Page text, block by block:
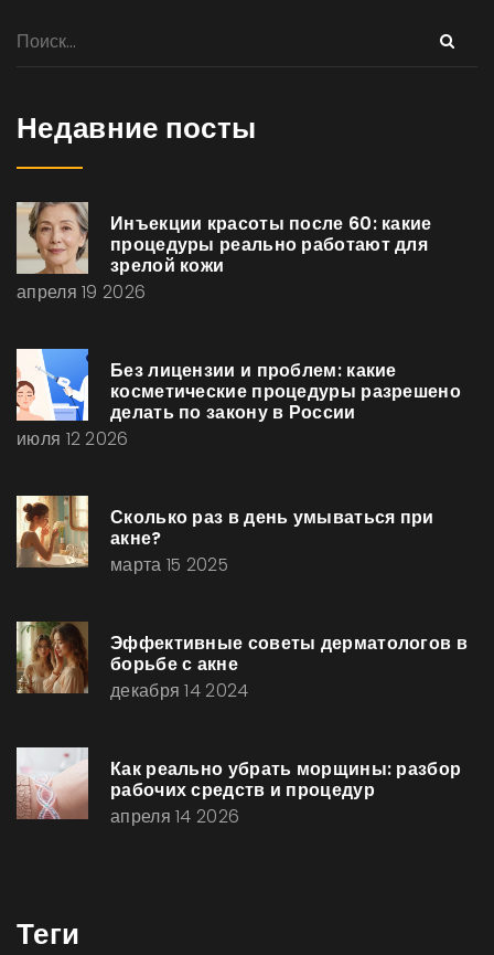
Недавние посты
Инъекции красоты после 60: какие
процедуры реально работают для
зрелой кожи
апреля 19 2026
Без лицензии и проблем: какие
косметические процедуры разрешено
делать по закону в России
июля 12 2026
Сколько раз в день умываться при
акне?
марта 15 2025
Эффективные советы дерматологов в
борьбе с акне
декабря 14 2024
Как реально убрать морщины: разбор
рабочих средств и процедур
апреля 14 2026
Теги